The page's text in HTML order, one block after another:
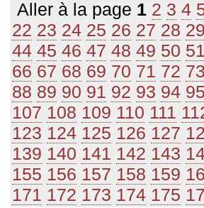
Aller à la page 1 2 3 4
22 23 24 25 26 27 28
44 45 46 47 48 49 50
66 67 68 69 70 71 72
88 89 90 91 92 93 94
107 108 109 110 111
123 124 125 126 127
139 140 141 142 143
155 156 157 158 159
171 172 173 174 175